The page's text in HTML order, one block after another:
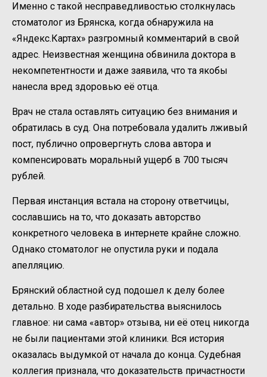
Именно с такой несправедливостью столкнулась
стоматолог из Брянска, когда обнаружила на
«Яндекс.Картах» разгромный комментарий в свой
адрес. Неизвестная женщина обвинила доктора в
некомпетентности и даже заявила, что та якобы
нанесла вред здоровью её отца.
Врач не стала оставлять ситуацию без внимания и
обратилась в суд. Она потребовала удалить лживый
пост, публично опровергнуть слова автора и
компенсировать моральный ущерб в 700 тысяч
рублей.
Первая инстанция встала на сторону ответчицы,
сославшись на то, что доказать авторство
конкретного человека в интернете крайне сложно.
Однако стоматолог не опустила руки и подала
апелляцию.
Брянский областной суд подошел к делу более
детально. В ходе разбирательства выяснилось
главное: ни сама «автор» отзыва, ни её отец никогда
не были пациентами этой клиники. Вся история
оказалась выдумкой от начала до конца. Судебная
коллегия признала, что доказательств причастности